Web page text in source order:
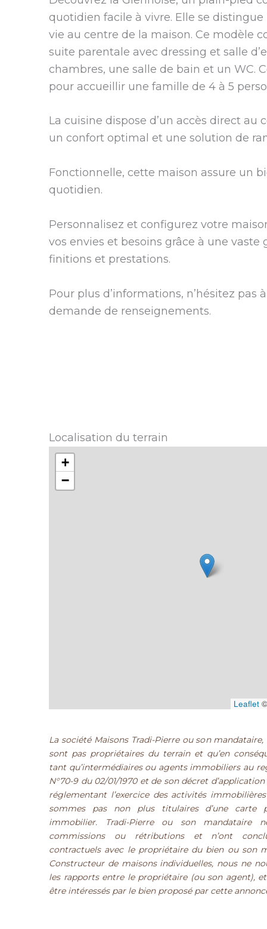
quotidien facile à vivre. Elle se
vie au centre de la maison. Ce modèle
suite parentale avec dressing et salle
chambres, une salle de bain et un WC.
pour accueillir une famille de 4 à 5
La cuisine dispose d’un accès direct au
un confort optimal et une solution de
Fonctionnelle, cette maison assure un
quotidien.
Personnalisez et configurez votre
vos envies et besoins grâce à une vaste
finitions et prestations.
Pour plus d’informations, n’hésitez pas
demande de renseignements.
Localisation du terrain
+
−
Leaflet
La société Maisons Tradi-Pierre ou son
sont pas propriétaires du terrain et qu’en
tant qu’intermédiaires ou agents immobiliers au
N°70-9 du 02/01/1970 et de son décret d’application
réglementant l’exercice des activités
sommes pas non plus titulaires d’une carte
immobilier. Tradi-Pierre ou son mandataire
commissions ou rétributions et n’ont
contractuels avec le propriétaire du bien ou son
Constructeur de maisons individuelles, nous ne
les rapports entre le propriétaire (ou son agent),
être intéressés par le bien proposé par cette